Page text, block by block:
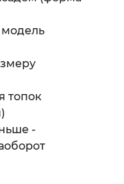
модель
топок
-